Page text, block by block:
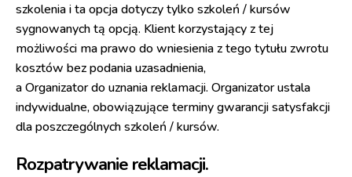
szkolenia i ta opcja dotyczy tylko szkoleń / kursów
sygnowanych tą opcją. Klient korzystający z tej
możliwości ma prawo do wniesienia z tego tytułu zwrotu
kosztów bez podania uzasadnienia,
a Organizator do uznania reklamacji. Organizator ustala
indywidualne, obowiązujące terminy gwarancji satysfakcji
dla poszczególnych szkoleń / kursów.
Rozpatrywanie reklamacji.